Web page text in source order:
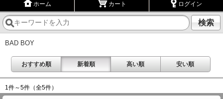
ホーム カート ログイン
検索
BAD BOY
おすすめ順 新着順 高い順 安い順
1件～5件 （全5件）